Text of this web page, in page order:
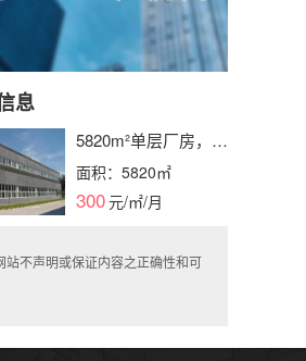
息
5820m²单层厂房，产
证齐全，水电消防栓
配备，层高可选，即
租即用
面积：5820㎡
300元/㎡/月
不声明或保证内容之正确性和可